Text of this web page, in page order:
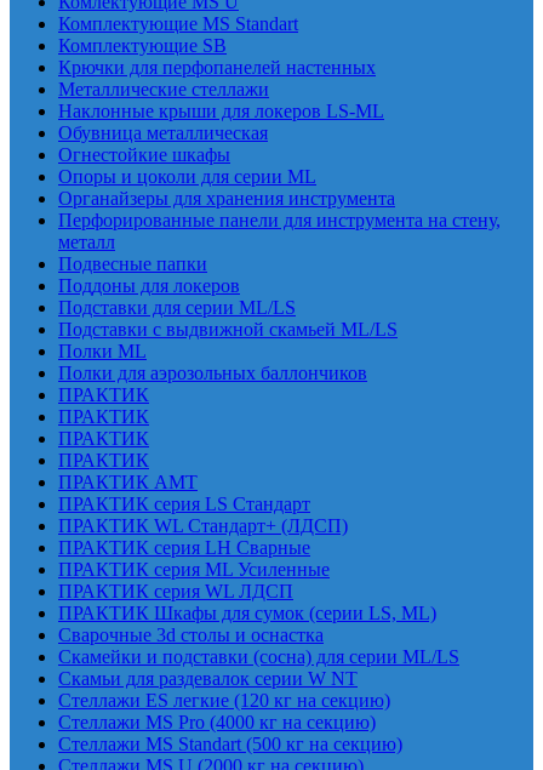
Комплектующие MS Standart
Комплектующие SB
Крючки для перфопанелей настенных
Металлические стеллажи
Наклонные крыши для локеров LS-ML
Обувница металлическая
Огнестойкие шкафы
Опоры и цоколи для серии ML
Органайзеры для хранения инструмента
Перфорированные панели для инструмента на стену,
металл
Подвесные папки
Поддоны для локеров
Подставки для серии ML/LS
Подставки с выдвижной скамьей ML/LS
Полки ML
Полки для аэрозольных баллончиков
ПРАКТИК
ПРАКТИК
ПРАКТИК
ПРАКТИК
ПРАКТИК AMT
ПРАКТИК cерия LS Стандарт
ПРАКТИК WL Стандарт+ (ЛДСП)
ПРАКТИК серия LH Сварные
ПРАКТИК серия ML Усиленные
ПРАКТИК серия WL ЛДСП
ПРАКТИК Шкафы для сумок (серии LS, ML)
Сварочные 3d столы и оснастка
Скамейки и подставки (сосна) для серии ML/LS
Скамьи для раздевалок серии W NT
Стеллажи ES легкие (120 кг на секцию)
Стеллажи MS Pro (4000 кг на секцию)
Стеллажи MS Standart (500 кг на секцию)
Стеллажи MS U (2000 кг на секцию)